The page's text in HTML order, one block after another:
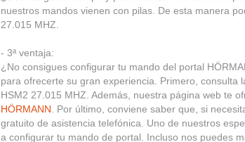
nuestros mandos vienen con pilas. De esta manera
27.015 MHZ.
- 3ª ventaja:
¿No consigues configurar tu mando del portal
para ofrecerte su gran experiencia. Primero, consulta
HSM2 27.015 MHZ. Además, nuestra página web te
HÖRMANN. Por último, conviene saber que, si
gratuito de asistencia telefónica. Uno de nuestros
a configurar tu mando de portal. Incluso nos puedes